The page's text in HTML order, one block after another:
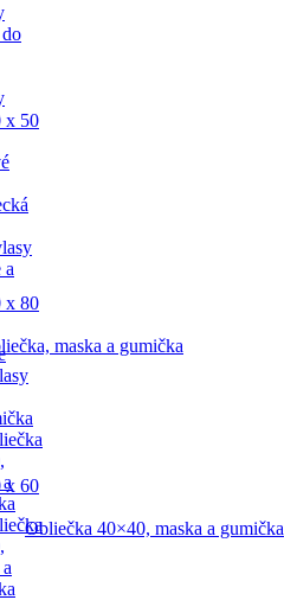
maska a gumička
Obliečka 40×40, maska a gumička
a
x 50
x 80
x 60